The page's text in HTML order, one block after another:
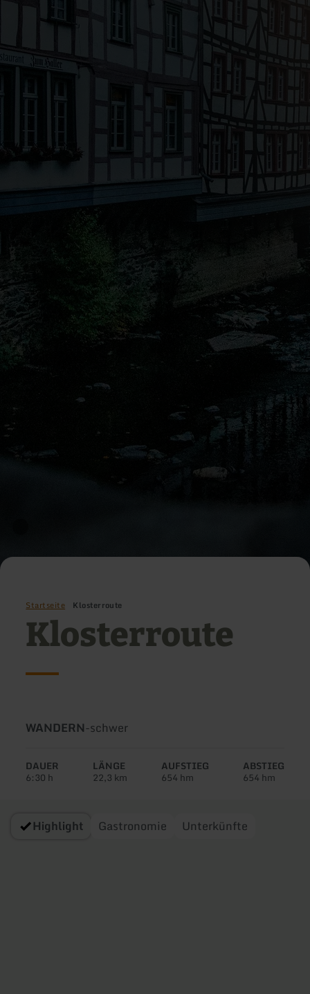
Startseite Klosterroute
Klosterroute
Art
Tour:
WANDERN-Schwierigkeit:
schwer
DAUER
6:30 h
LÄNGE
22,3 km
AUFSTIEG
654 hm
ABSTIEG
654 hm
Highlight Gastronomie Unterkünfte